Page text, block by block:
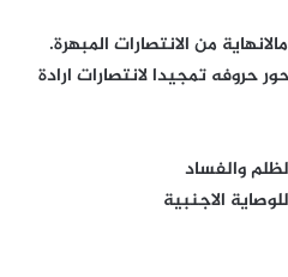
من الانتصارات المبهرة.
حروفه تمجيدا لانتصارات ارادة
والفساد
الاجنبية